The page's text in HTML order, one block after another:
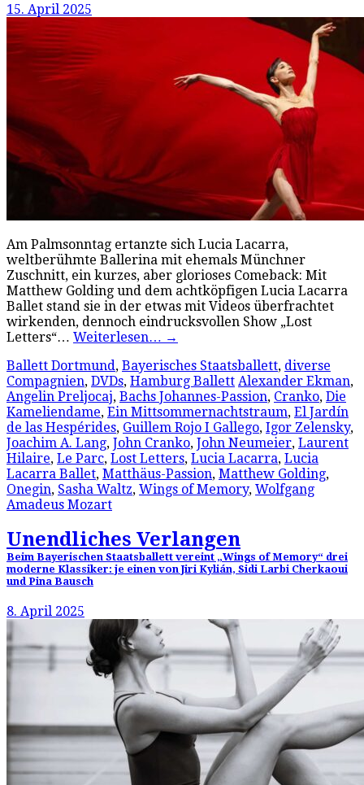
15. April 2025
Am Palmsonntag ertanzte sich Lucia Lacarra,
weltberühmte Ballerina mit ehemals Münchner
Zuschnitt, ein kurzes, aber glorioses Comeback: Mit
Matthew Golding und dem achtköpfigen Lucia Lacarra
Ballet stand sie in der etwas mit Videos überfrachtet
wirkenden, dennoch eindrucksvollen Show „Lost
Letters“… Weiterlesen… →
Ballett Dortmund, Bayerisches Staatsballett, diverse
Compagnien, DVDs, Hamburg Ballett Alexander Ekman,
Angelin Preljocaj, Bachs Johannes-Passion, Cranko, Die
Kameliendame, Ein Mittsommernachtstraum, El Jardín
de las Hespérides, Guillem Rojo I Gallego, Igor Zelensky,
Joachim A. Lang, John Cranko, John Neumeier, Laurent
Hilaire, Le Parc, Lost Letters, Lucia Lacarra, Lucia
Lacarra Ballet, Matthäus-Passion, Matthew Golding,
Onegin, Sasha Waltz, Wings of Memory, Wolfgang
Amadeus Mozart
Unendliches Verlangen
Beim Bayerischen Staatsballett vereint „Wings of Memory“ drei
moderne Klassiker: je einen von Jiri Kylián, Sidi Larbi Cherkaoui
und Pina Bausch
8. April 2025